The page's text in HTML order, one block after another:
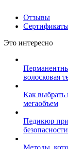
Отзывы
Это интересно
волосковая
Как выбрать
мегаобъем
Педикюр при
безопасности
Методы,